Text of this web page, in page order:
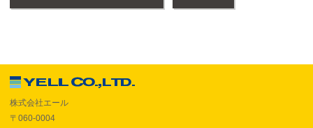
株式会社エール
〒060-0004